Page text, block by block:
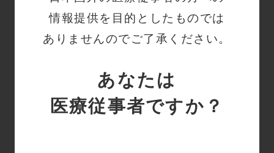
情報提供を目的としたものでは
ありませんのでご了承ください。
あなたは
医療従事者ですか？
Q
オンサイトとリモートの
テクニカルトレーニング
りますか？
詳細はこちら